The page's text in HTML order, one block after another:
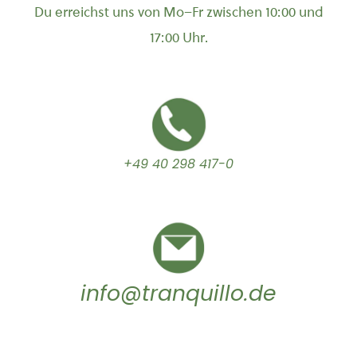
Du erreichst uns von Mo–Fr zwischen 10:00 und
17:00 Uhr.
+49 40 298 417-0
info@tranquillo.de